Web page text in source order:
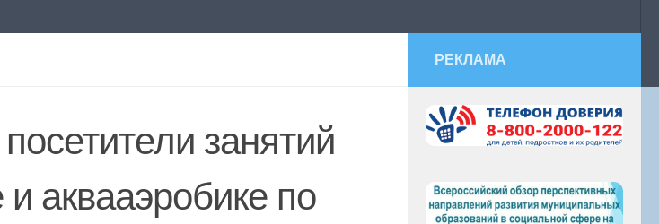
занятий
аквааэробике по
РЕКЛАМА